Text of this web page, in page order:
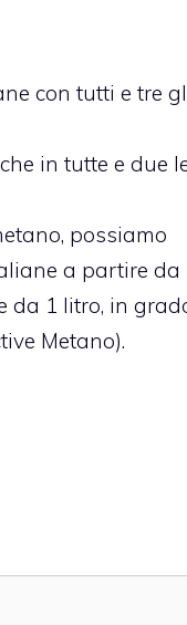
con tutti e tre
in tutte e due
possiamo
a partire da
da 1 litro, in
Metano).